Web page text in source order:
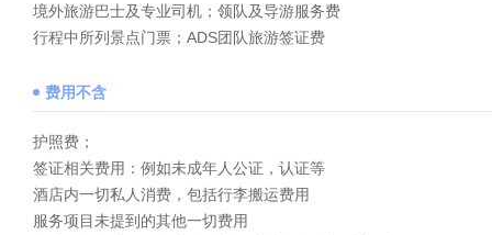
境外旅游巴士及专业司机；领队及导游服务费
行程中所列景点门票；ADS团队旅游签证费
费用不含
护照费；
签证相关费用：例如未成年人公证，认证等
酒店内一切私人消费，包括行李搬运费用
服务项目未提到的其他一切费用